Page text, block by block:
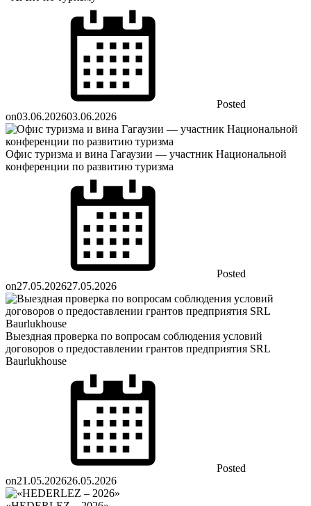
Posted
on03.06.202603.06.2026
Офис туризма и вина Гагаузии — участник Национальной
конференции по развитию туризма
Posted
on27.05.202627.05.2026
Выездная проверка по вопросам соблюдения условий
договоров о предоставлении грантов предприятия SRL
Baurlukhouse
Posted
on21.05.202626.05.2026